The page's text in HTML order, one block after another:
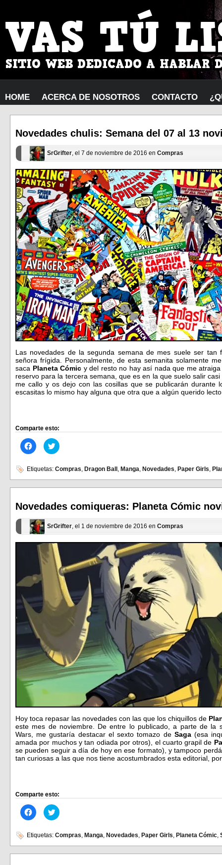
HOME ACERCA DE NOSOTROS CONTACTO
Novedades chulis: Semana del 07 al 13
SrGrifter, el 7 de noviembre de 2016 en Compras
Las novedades de la segunda semana de mes suele ser tan
señora frígida. Personalmente, de esta semanita solamente
saca Planeta Cómic y del resto no hay así nada que me
reservo para la tercera semana, que es en la que suelo salir
me callo y os dejo con las cosillas que se publicarán durante
escasitas lo mismo hay alguna que otra que a algún querido
Comparte esto:
Haz
clic
en
Facebook
(Se
abre
ventana
nueva)
Haz
clic
en
Twitter
(Se
abre
ventana
nueva)
Etiquetas: Compras, Dragon Ball , Manga, Novedades, Paper Girls,
Novedades comiqueras: Planeta Cómic
SrGrifter, el 1 de noviembre de 2016 en Compras
Hoy toca repasar las novedades con las que los chiquillos de
este mes de noviembre. De entre lo publicado, a parte de la
Wars, me gustaría destacar el sexto tomazo de Saga (esa
amada por muchos y tan odiada por otros), el cuarto grapil de
se pueden seguir a día de hoy en ese formato), y tampoco
tan curiosas a las que nos tiene acostumbrados esta editorial,
Comparte esto:
Haz
clic
en
Facebook
(Se
abre
Haz
clic
en
Twitter
(Se
abre
Etiquetas: Compras, Manga, Novedades, Paper Girls, Planeta Cómic,